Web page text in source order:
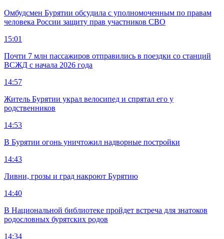
Омбудсмен Бурятии обсудила с уполномоченным по правам
человека России защиту прав участников СВО
15:01
Почти 7 млн пассажиров отправились в поездки со станций
ВСЖД с начала 2026 года
14:57
Житель Бурятии украл велосипед и спрятал его у
родственников
14:53
В Бурятии огонь уничтожил надворные постройки
14:43
Ливни, грозы и град накроют Бурятию
14:40
В Национальной библиотеке пройдет встреча для знатоков
родословных бурятских родов
14:34